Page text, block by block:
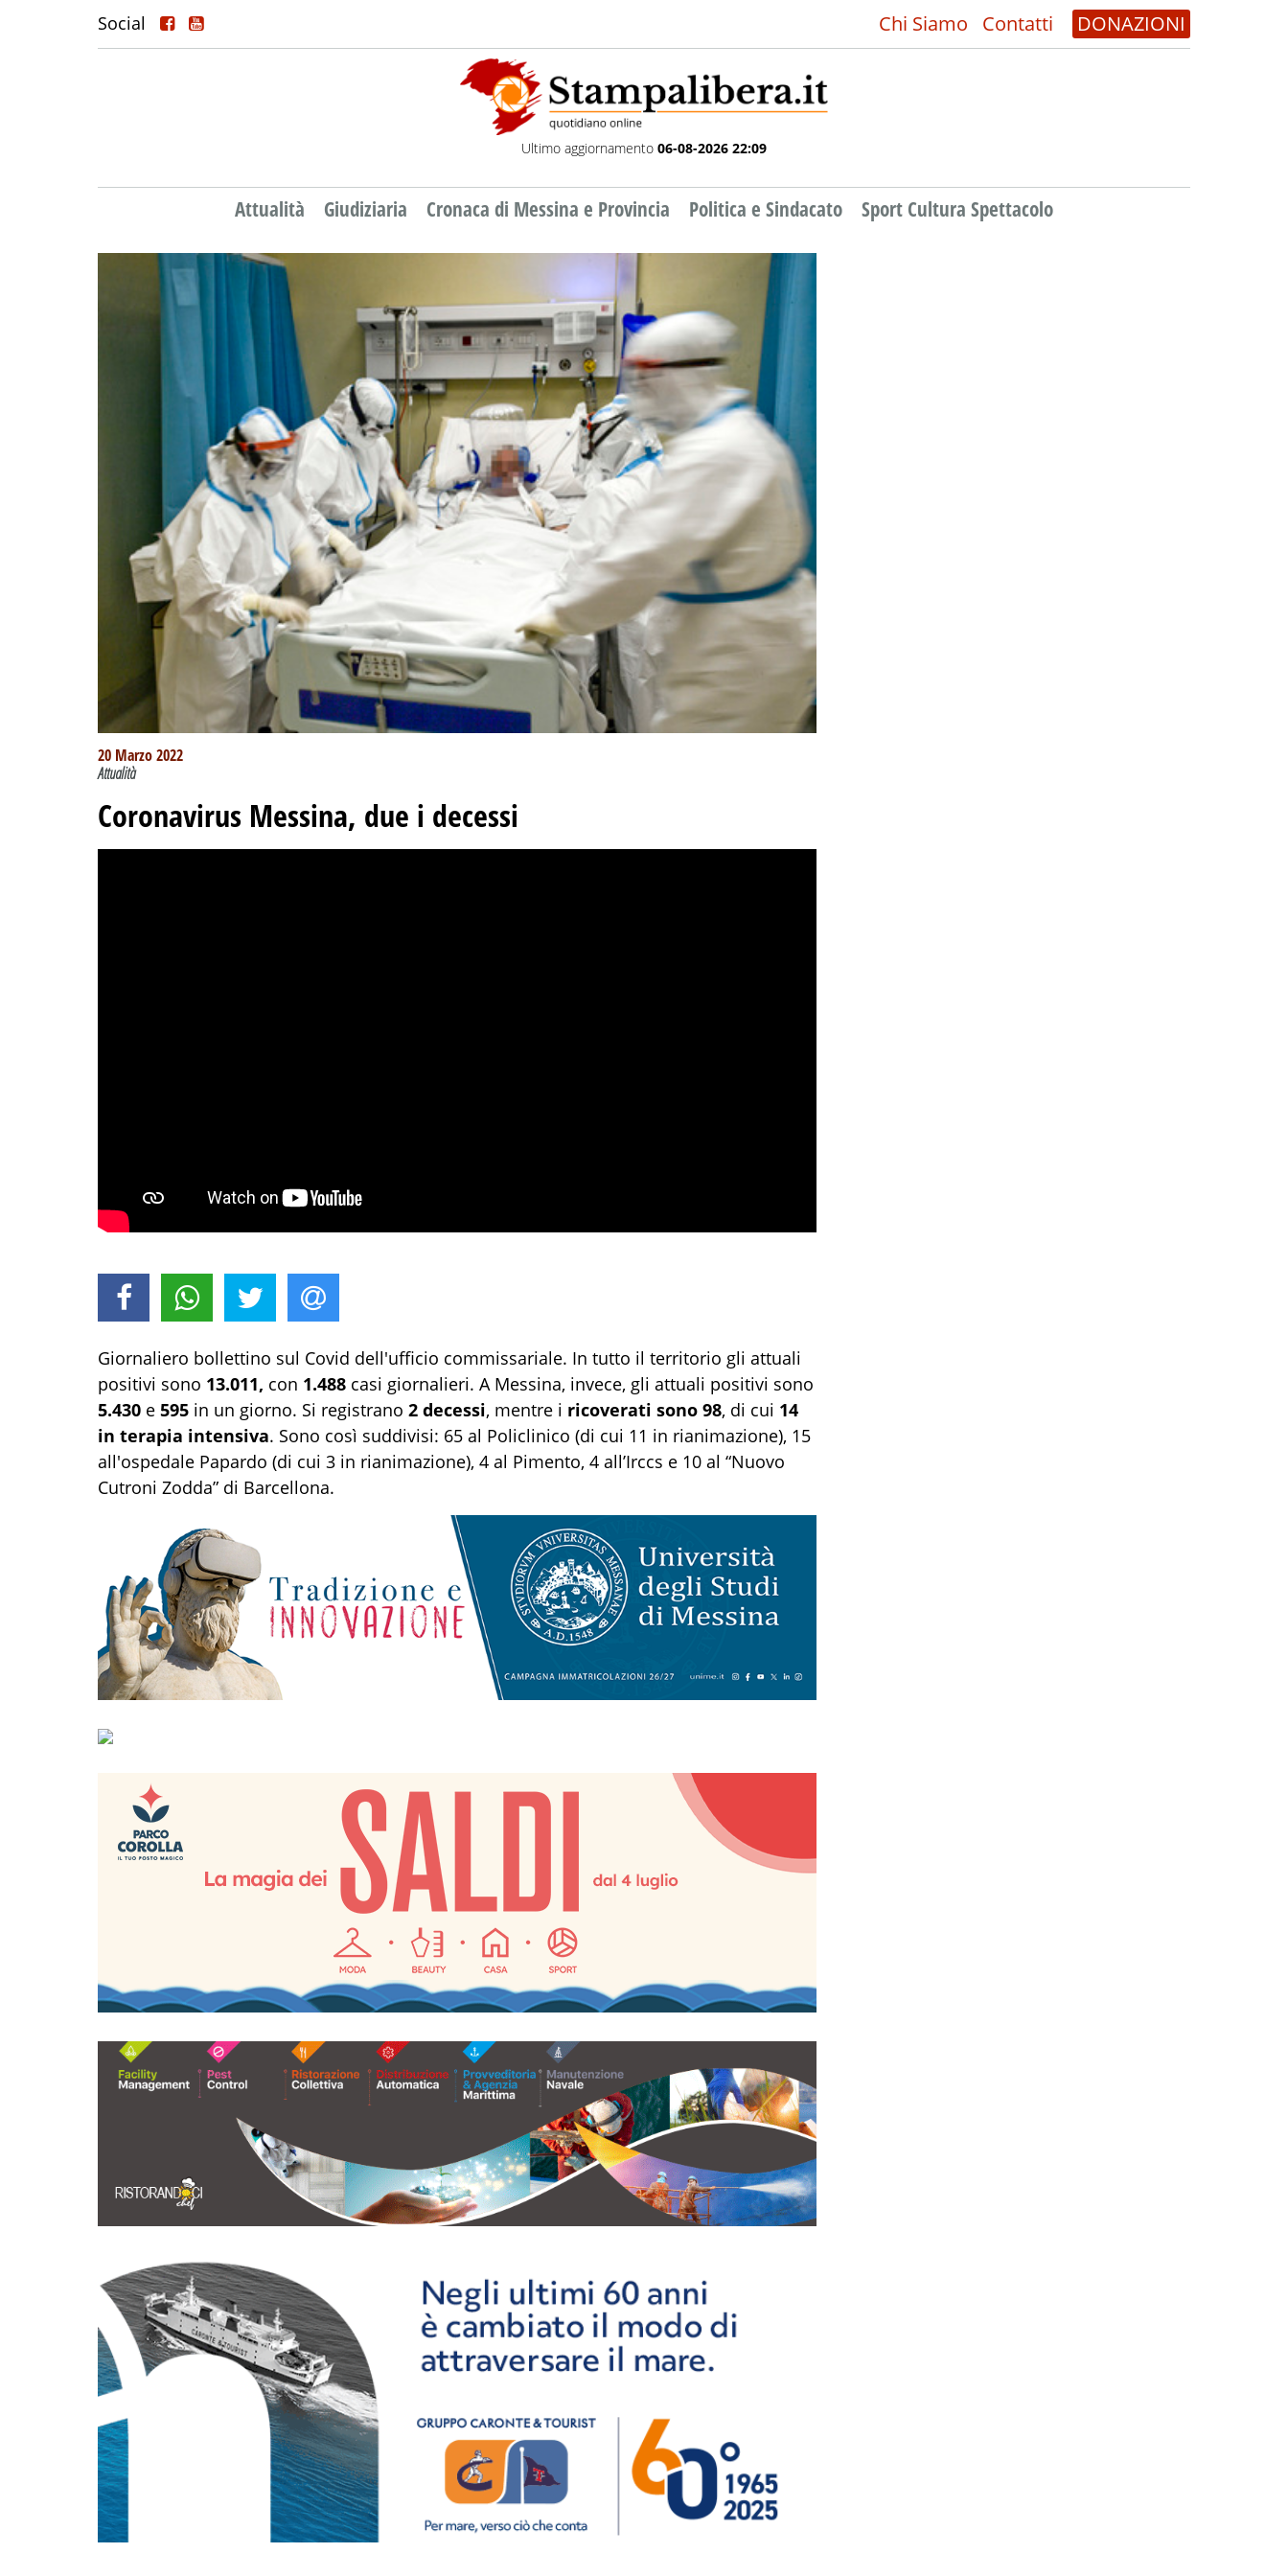
Social Chi Siamo Contatti DONAZIONI
Ultimo aggiornamento 06-08-2026 22:09
Attualità Giudiziaria Cronaca di Messina e Provincia Politica e Sindacato Sport Cultura Spettacolo
20 Marzo 2022
Attualità
Coronavirus Messina, due i decessi
Giornaliero bollettino sul Covid dell'ufficio commissariale. In tutto il territorio gli attuali
positivi sono 13.011, con 1.488 casi giornalieri. A Messina, invece, gli attuali positivi sono
5.430 e 595 in un giorno. Si registrano 2 decessi, mentre i ricoverati sono 98, di cui 14
in terapia intensiva. Sono così suddivisi: 65 al Policlinico (di cui 11 in rianimazione), 15
all'ospedale Papardo (di cui 3 in rianimazione), 4 al Pimento, 4 all’Irccs e 10 al “Nuovo
Cutroni Zodda” di Barcellona.